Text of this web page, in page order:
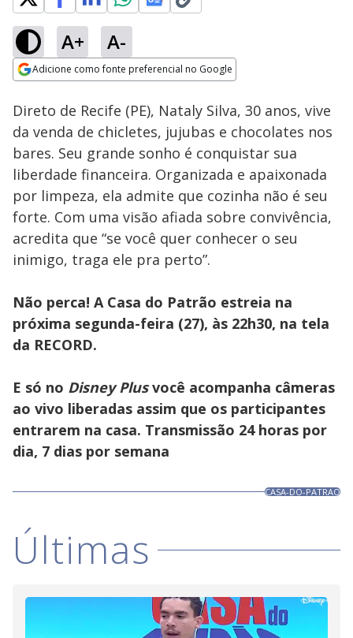
A+ A-
Adicione como fonte preferencial no Google
Ativar
100.00%
Direto de Recife (PE), Nataly Silva, 30 anos, vive
da venda de chicletes, jujubas e chocolates nos
bares. Seu grande sonho é conquistar sua
liberdade financeira. Organizada e apaixonada
por limpeza, ela admite que cozinha não é seu
forte. Com uma visão afiada sobre convivência,
acredita que “se você quer conhecer o seu
inimigo, traga ele pra perto”.
Não perca! A Casa do Patrão estreia na
próxima segunda-feira (27), às 22h30, na tela
da RECORD.
E só no Disney Plusvocê acompanha câmeras
ao vivo liberadas assim que os participantes
entrarem na casa. Transmissão 24 horas por
dia, 7 dias por semana
CASA-DO-PATRAO
Últimas